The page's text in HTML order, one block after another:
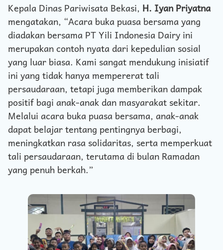
Kepala Dinas Pariwisata Bekasi, H. Iyan Priyatna
mengatakan, “Acara buka puasa bersama yang
diadakan bersama PT Yili Indonesia Dairy ini
merupakan contoh nyata dari kepedulian sosial
yang luar biasa. Kami sangat mendukung inisiatif
ini yang tidak hanya mempererat tali
persaudaraan, tetapi juga memberikan dampak
positif bagi anak-anak dan masyarakat sekitar.
Melalui acara buka puasa bersama, anak-anak
dapat belajar tentang pentingnya berbagi,
meningkatkan rasa solidaritas, serta memperkuat
tali persaudaraan, terutama di bulan Ramadan
yang penuh berkah.”